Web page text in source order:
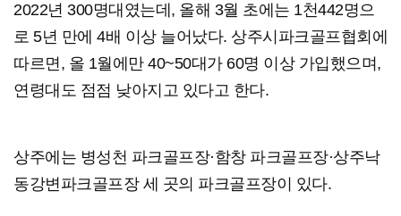
2022년 300명대였는데, 올해 3월 초에는 1천442명으
로 5년 만에 4배 이상 늘어났다. 상주시파크골프협회에
따르면, 올 1월에만 40~50대가 60명 이상 가입했으며,
연령대도 점점 낮아지고 있다고 한다.
상주에는 병성천 파크골프장·함창 파크골프장·상주낙
동강변파크골프장 세 곳의 파크골프장이 있다.